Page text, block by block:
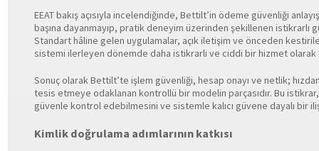
EEAT bakış açısıyla incelendiğinde, Bettilt’in ödeme güvenliği
başına dayanmayıp, pratik deneyim üzerinden şekillenen istikrarlı
Standart hâline gelen uygulamalar, açık iletişim ve önceden
sistemi ilerleyen dönemde daha istikrarlı ve ciddi bir hizmet olarak
Sonuç olarak Bettilt’te işlem güvenliği, hesap onayı ve netlik;
tesis etmeye odaklanan kontrollü bir modelin parçasıdır. Bu
güvenle kontrol edebilmesini ve sistemle kalıcı güvene dayalı bir
Kimlik doğrulama adımlarının katkısı